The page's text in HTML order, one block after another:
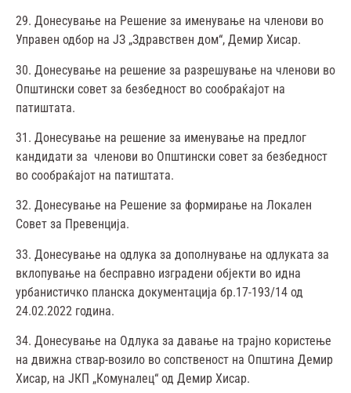
29. Донесување на Решение за именување на членови во
Управен одбор на ЈЗ „Здравствен дом“, Демир Хисар.
30. Донесување на решение за разрешување на членови во
Општински совет за безбедност во сообраќајот на
патиштата.
31. Донесување на решение за именување на предлог
кандидати за членови во Општински совет за безбедност
во сообраќајот на патиштата.
32. Донесување на Решение за формирање на Локален
Совет за Превенција.
33. Донесување на одлука за дополнување на одлуката за
вклопување на бесправно изградени објекти во идна
урбанистичко планска документација бр.17-193/14 од
24.02.2022 година.
34. Донесување на Одлука за давање на трајно користење
на движна ствар-возило во сопственост на Општина Демир
Хисар, на ЈКП „Комуналец“ од Демир Хисар.